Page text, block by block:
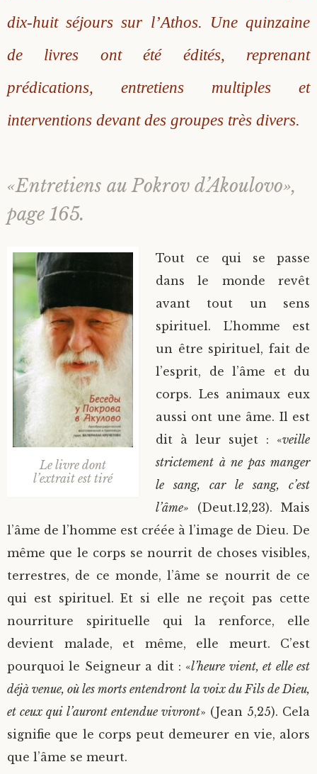
dix-huit séjours sur l’Athos. Une quinzaine
de livres ont été édités, reprenant
prédications, entretiens multiples et
interventions devant des groupes très divers.
«Entretiens au Pokrov d’Akoulovo»,
page 165.
Le livre dont
l’extrait est tiré
Tout ce qui se passe
dans le monde revêt
avant tout un sens
spirituel. L’homme est
un être spirituel, fait de
l’esprit, de l’âme et du
corps. Les animaux eux
aussi ont une âme. Il est
dit à leur sujet : «veille
strictement à ne pas manger
le sang, car le sang, c’est
l’âme» (Deut.12,23). Mais
l’âme de l’homme est créée à l’image de Dieu. De
même que le corps se nourrit de choses visibles,
terrestres, de ce monde, l’âme se nourrit de ce
qui est spirituel. Et si elle ne reçoit pas cette
nourriture spirituelle qui la renforce, elle
devient malade, et même, elle meurt. C’est
pourquoi le Seigneur a dit : «l’heure vient, et elle est
déjà venue, où les morts entendront la voix du Fils de Dieu,
et ceux qui l’auront entendue vivront» (Jean 5,25). Cela
signifie que le corps peut demeurer en vie, alors
que l’âme se meurt.